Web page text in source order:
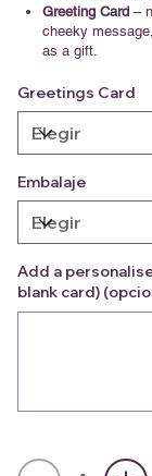
Greeting Card –
cheeky
as a gift.
Greetings Card
Embalaje
Add a
blank card)